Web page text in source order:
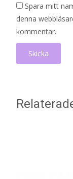
Spara mitt
denna
kommentar.